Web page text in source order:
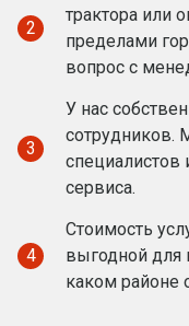
2
трактора или
пределами
вопрос с
3
У нас
сотрудников.
специалистов
сервиса.
4
Стоимость
выгодной для
каком районе